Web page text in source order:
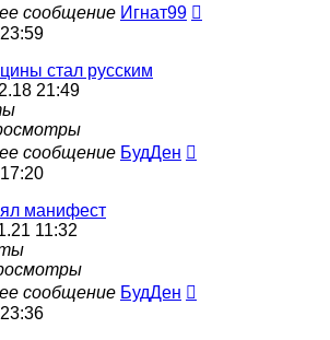
сообщение Игнат99
стал русским
21:49
сообщение БудДен
манифест
11:32
сообщение БудДен